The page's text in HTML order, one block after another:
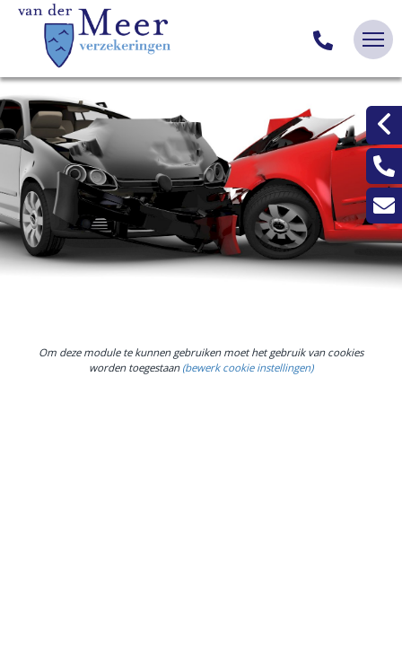
Om deze module te kunnen gebruiken moet het gebruik van cookies
worden toegestaan (bewerk cookie instellingen)